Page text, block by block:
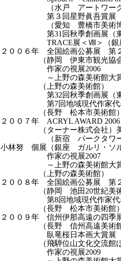
（水戸 アートワークス
第３回星野眞吾賞展
（愛知 豊橋市美術博
第31回秋季創画展（東京
TRACE展＜Ⅷ＞（銀座
２００６年 全国絵画公募展 第
（静岡 伊東市観光協会
作家の視展2006
～上野の森美術館大賞展
（上野の森美術館）
第32回秋季創画展（東京
第7回地域現代作家代
（長野 松本市美術館）
２００７年 ACRYL AWARD 2006
（ターナー株式会社）美
（新宿 パークタワー
小林努 個展（銀座 ガルリ・ソル
作家の視展2007
～上野の森美術館大賞展
（上野の森美術館）
２００８年 全国絵画公募展 第
（静岡 池田20世紀美術
第8回地域現代作家代
（長野 松本市美
２００９年 信州伊那高遠の四
（長野 信州高遠美術
臥竜桜日本画大賞展
（飛騨位山文化交流館ほ
作家の視展2009